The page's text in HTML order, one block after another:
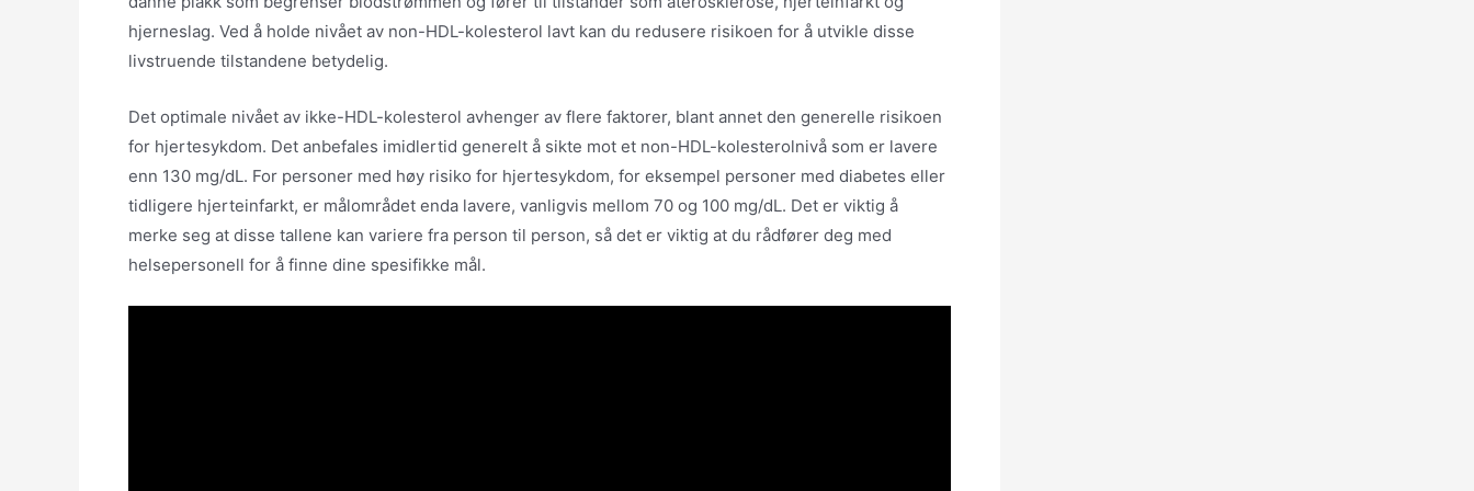
hjerneslag. Ved å holde nivået av non-HDL-kolesterol lavt kan du redusere risikoen for å utvikle disse
livstruende tilstandene betydelig.
Det optimale nivået av ikke-HDL-kolesterol avhenger av flere faktorer, blant annet den generelle risikoen
for hjertesykdom. Det anbefales imidlertid generelt å sikte mot et non-HDL-kolesterolnivå som er lavere
enn 130 mg/dL. For personer med høy risiko for hjertesykdom, for eksempel personer med diabetes eller
tidligere hjerteinfarkt, er målområdet enda lavere, vanligvis mellom 70 og 100 mg/dL. Det er viktig å
merke seg at disse tallene kan variere fra person til person, så det er viktig at du rådfører deg med
helsepersonell for å finne dine spesifikke mål.